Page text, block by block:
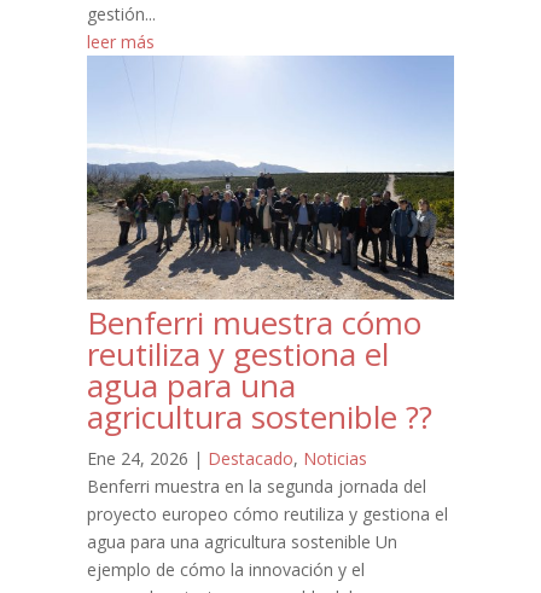
gestión...
leer más
Benferri muestra cómo
reutiliza y gestiona el
agua para una
agricultura sostenible ??
Ene 24, 2026 | Destacado, Noticias
Benferri muestra en la segunda jornada del
proyecto europeo cómo reutiliza y gestiona el
agua para una agricultura sostenible Un
ejemplo de cómo la innovación y el